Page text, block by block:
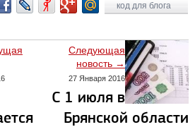
код для блога
Следующая
новость →
27 Января 2016
С 1 июля в
Брянской области